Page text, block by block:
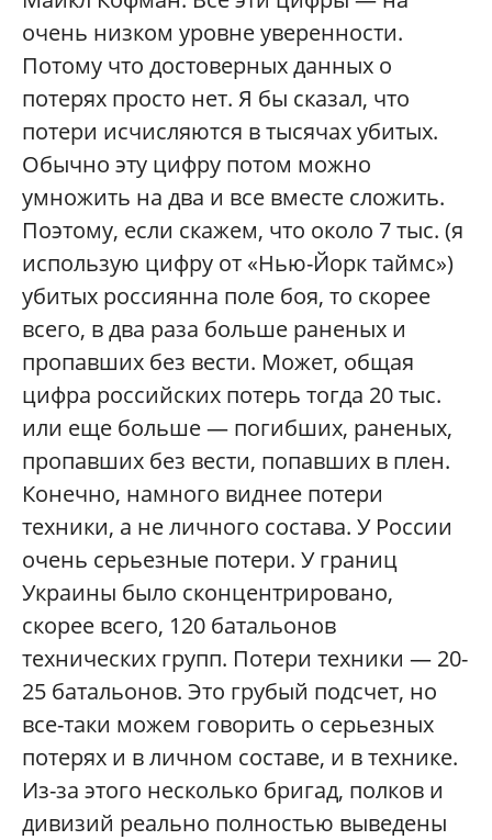
очень низком уровне уверенности.
Потому что достоверных данных о
потерях просто нет. Я бы сказал, что
потери исчисляются в тысячах убитых.
Обычно эту цифру потом можно
умножить на два и все вместе сложить.
Поэтому, если скажем, что около 7 тыс. (я
использую цифру от «Нью-Йорк таймс»)
убитых россиянна поле боя, то скорее
всего, в два раза больше раненых и
пропавших без вести. Может, общая
цифра российских потерь тогда 20 тыс.
или еще больше — погибших, раненых,
пропавших без вести, попавших в плен.
Конечно, намного виднее потери
техники, а не личного состава. У России
очень серьезные потери. У границ
Украины было сконцентрировано,
скорее всего, 120 батальонов
технических групп. Потери техники — 20-
25 батальонов. Это грубый подсчет, но
все-таки можем говорить о серьезных
потерях и в личном составе, и в технике.
Из-за этого несколько бригад, полков и
дивизий реально полностью выведены